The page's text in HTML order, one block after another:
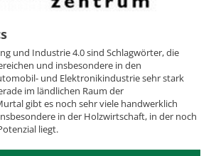
und Industrie 4.0 sind Schlagwörter, die
und insbesondere in den
und Elektronikindustrie sehr stark
im ländlichen Raum der
gibt es noch sehr viele handwerklich
in der Holzwirtschaft, in der noch
liegt.